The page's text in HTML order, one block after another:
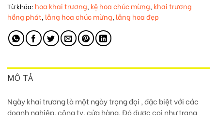
Từ khóa: hoa khai trương, kệ hoa chúc mừng, khai trương
hồng phát, lẵng hoa chúc mừng, lẵng hoa đẹp
MÔ TẢ
Ngày khai trương là một ngày trọng đại , đặc biệt với các
doanh nghiệp, công ty, cửa hàng. Đó được coi như trang